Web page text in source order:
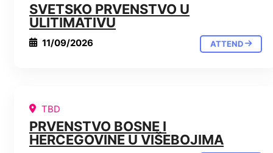
SVETSKO PRVENSTVO U
ULITIMATIVU
11/09/2026 ATTEND
TBD
PRVENSTVO BOSNE I
HERCEGOVINE U VIŠEBOJIMA